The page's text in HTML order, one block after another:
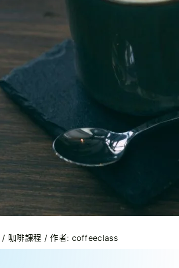
/ 咖啡課程 / 作者: coffeeclass